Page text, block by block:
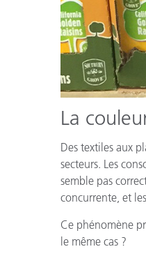
La
Des textiles aux
secteurs. Les
semble pas
concurrente, et
Ce phénomène
le même cas ?